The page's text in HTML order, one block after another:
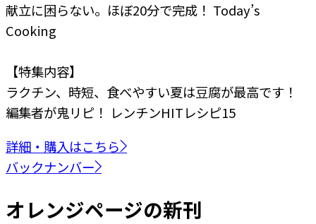
献立に困らない。ほぼ20分で完成！ Today’s
Cooking
【特集内容】
ラクチン、時短、食べやすい夏は豆腐が最高です！
編集者が鬼リピ！ レンチンHITレシピ15
詳細・購入はこちら
バックナンバー
オレンジページの新刊